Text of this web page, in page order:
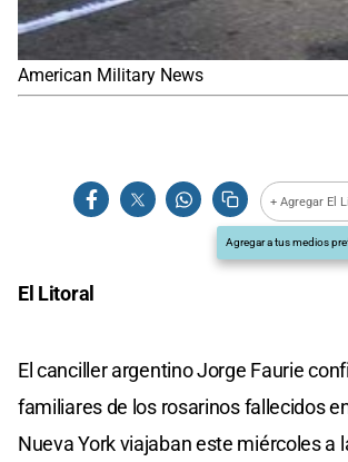
American Military News
+ Agregar El
Agregar a tus medios
El Litoral
El canciller argentino Jorge Faurie
familiares de los rosarinos fallecidos
Nueva York viajaban este miércoles a